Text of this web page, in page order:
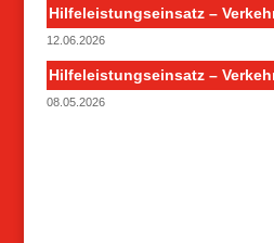
Hilfeleistungseinsatz –
12.06.2026
Hilfeleistungseinsatz –
08.05.2026